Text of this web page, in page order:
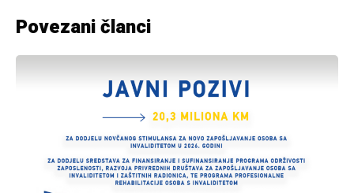
Povezani članci